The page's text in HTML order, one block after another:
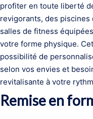
profiter en toute liberté
revigorants, des piscines
salles de fitness
votre forme physique.
possibilité de
selon vos envies et
revitalisante à votre
Remise en